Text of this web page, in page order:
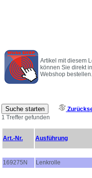
Artikel mit diesem
können Sie direkt
Webshop bestellen.
1 Treffer gefunden
Art.-Nr. Ausführung
169275N Lenkrolle